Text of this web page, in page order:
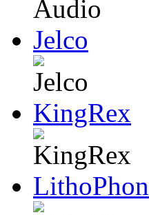
Jelco
KingRex
LithoPhon